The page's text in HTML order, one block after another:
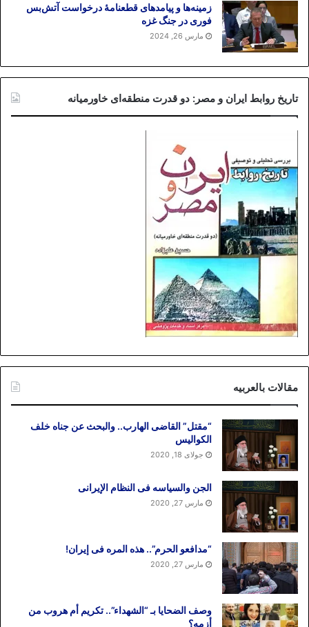
زمینه‌ها و پیامدهای قطعنامهٔ درخواست آتش‌بس
فوری در جنگ غزه
مارس 26, 2024
تاریخ روابط ایران و مصر: دو قدرت منطقه‌ای خاورمیانه
مقالات بالعربیه
“مقتل” القاضی الهارب.. والبحث عن جناه خلف
الکوالیس
جولای 18, 2020
الجن والسیاسه فی النظام اﻹیرانی
مارس 27, 2020
“مدافعو الحرم”.. هذه المره فی إیران!
مارس 27, 2020
وصف الضحایا بـ “الشهداء”.. تکریم أم هروب من
أزمه؟